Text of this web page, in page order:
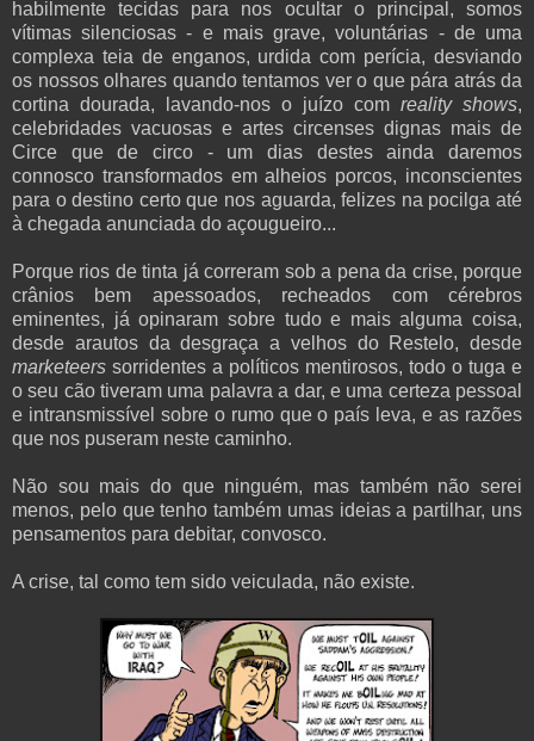
habilmente tecidas para nos ocultar o principal, somos
vítimas silenciosas - e mais grave, voluntárias - de uma
complexa teia de enganos, urdida com perícia, desviando
os nossos olhares quando tentamos ver o que pára atrás da
cortina dourada, lavando-nos o juízo com reality shows,
celebridades vacuosas e artes circenses dignas mais de
Circe que de circo - um dias destes ainda daremos
connosco transformados em alheios porcos, inconscientes
para o destino certo que nos aguarda, felizes na pocilga até
à chegada anunciada do açougueiro...
Porque rios de tinta já correram sob a pena da crise, porque
crânios bem apessoados, recheados com cérebros
eminentes, já opinaram sobre tudo e mais alguma coisa,
desde arautos da desgraça a velhos do Restelo, desde
marketeers sorridentes a políticos mentirosos, todo o tuga e
o seu cão tiveram uma palavra a dar, e uma certeza pessoal
e intransmissível sobre o rumo que o país leva, e as razões
que nos puseram neste caminho.
Não sou mais do que ninguém, mas também não serei
menos, pelo que tenho também umas ideias a partilhar, uns
pensamentos para debitar, convosco.
A crise, tal como tem sido veiculada, não existe.